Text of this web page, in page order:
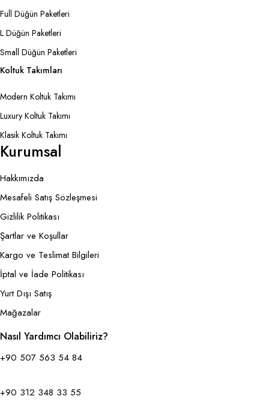
Full Düğün Paketleri
L Düğün Paketleri
Small Düğün Paketleri
Koltuk Takımları
Modern Koltuk Takımı
Luxury Koltuk Takımı
Klasik Koltuk Takımı
Kurumsal
Hakkımızda
Mesafeli Satış Sözleşmesi
Gizlilik Politikası
Şartlar ve Koşullar
Kargo ve Teslimat Bilgileri
İptal ve İade Politikası
Yurt Dışı Satış
Mağazalar
Nasıl Yardımcı Olabiliriz?
+90 507 563 54 84
+90 312 348 33 55